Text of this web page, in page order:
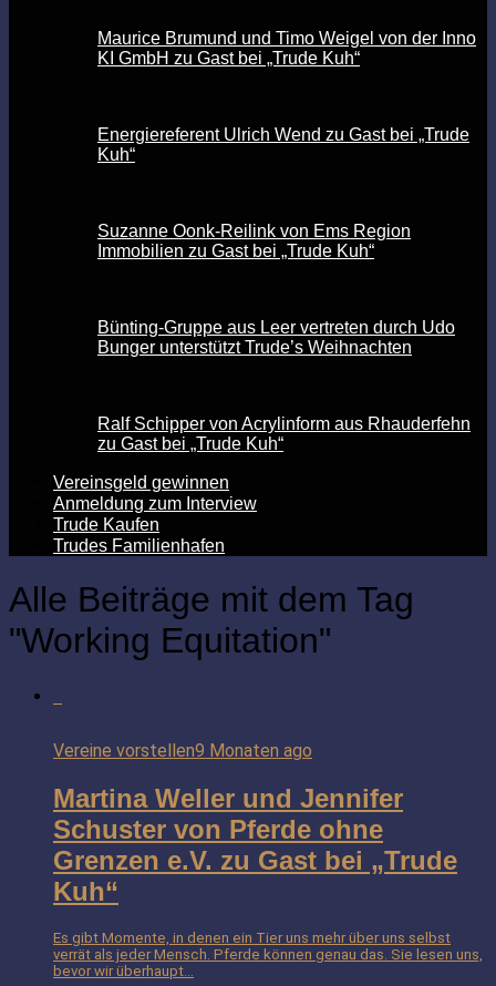
Maurice Brumund und Timo Weigel von der Inno
KI GmbH zu Gast bei „Trude Kuh“
Energiereferent Ulrich Wend zu Gast bei „Trude
Kuh“
Suzanne Oonk-Reilink von Ems Region
Immobilien zu Gast bei „Trude Kuh“
Bünting-Gruppe aus Leer vertreten durch Udo
Bunger unterstützt Trude’s Weihnachten
Ralf Schipper von Acrylinform aus Rhauderfehn
zu Gast bei „Trude Kuh“
Vereinsgeld gewinnen
Anmeldung zum Interview
Trude Kaufen
Trudes Familienhafen
Alle Beiträge mit dem Tag
"Working Equitation"
Vereine vorstellen9 Monaten ago
Martina Weller und Jennifer
Schuster von Pferde ohne
Grenzen e.V. zu Gast bei „Trude
Kuh“
Es gibt Momente, in denen ein Tier uns mehr über uns selbst
verrät als jeder Mensch. Pferde können genau das. Sie lesen uns,
bevor wir überhaupt...